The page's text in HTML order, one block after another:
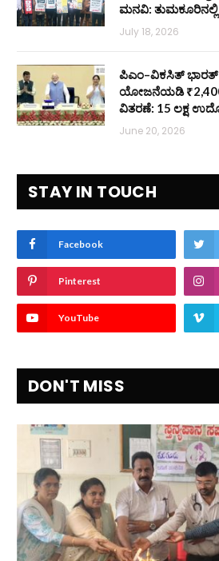
ಮನವಿ:
July 18, 2026
ಪಿಎಂ–ವಿಕಸಿತ್
ಯೋಜನೆಯಡಿ
ವಿತರಣೆ: 15 ಲಕ್ಷ
June 20, 2026
STAY IN TOUCH
Facebook
Pinterest
YouTube
DON'T MISS